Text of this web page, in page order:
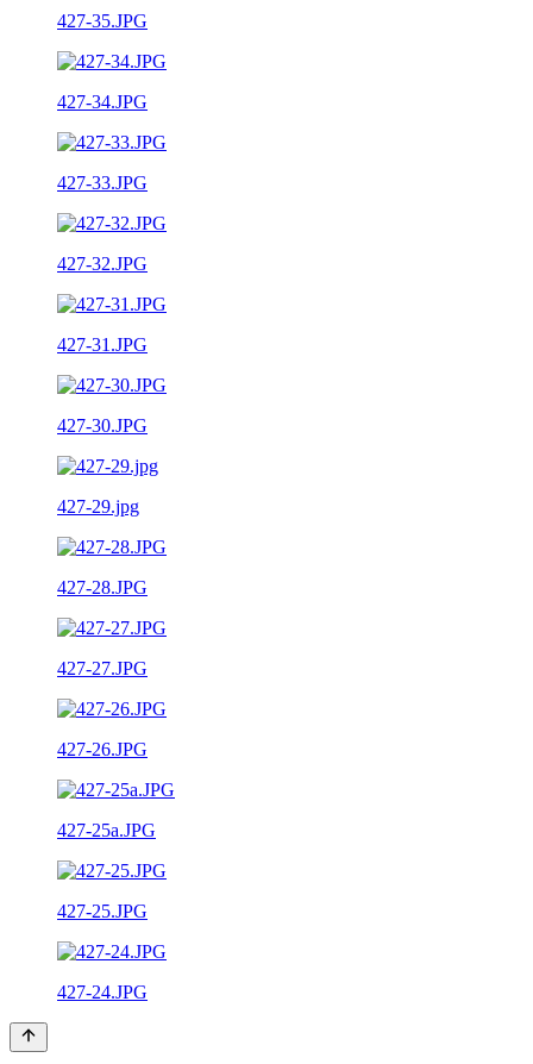
427-35.JPG
427-34.JPG
427-33.JPG
427-32.JPG
427-31.JPG
427-30.JPG
427-29.jpg
427-28.JPG
427-27.JPG
427-26.JPG
427-25a.JPG
427-25.JPG
427-24.JPG